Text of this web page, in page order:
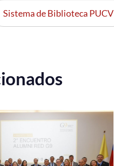
Sistema de Biblioteca PUCV